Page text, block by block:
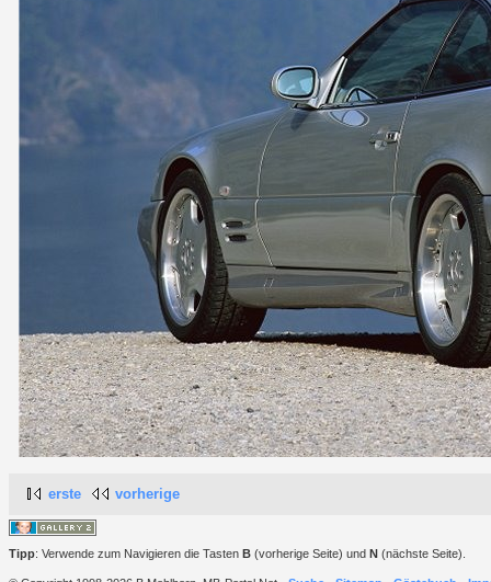
erste vorherige
Tipp: Verwende zum Navigieren die Tasten B (vorherige Seite) und N (nächste Seite).